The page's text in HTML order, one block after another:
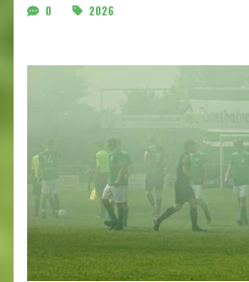
0 2026